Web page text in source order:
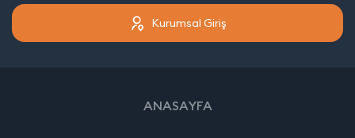
Kurumsal Giriş
ANASAYFA